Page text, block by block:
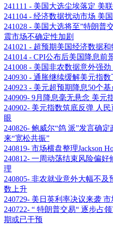
241111 - 美国大选尘埃落定 美
241104 - 经济数据扰动市场 美
241028 - 美国大选将至”特朗普
震市场不确定性加剧
241021 - 超预期美国经济数据
241014 - CPI公布后美国降息前
241008 - 美国非农数据意外强
240930 - 通胀继续缓解美元指
240923 - 美元超预期降息50个
240909- 9月降息毫无悬念 美元
240902- 美元指数筑底反弹 人
眼
240826- 鲍威尔“鸽 派”发言确
来“宽松共振”
240819- 市场横盘整理Jackson
240812- 一周动荡结束风险偏
理
240805- 非农就业意外大幅不
数上升
240729- 美日英利率决议来袭
240722- “ 特朗普交易“ 逐步占
期或已干预